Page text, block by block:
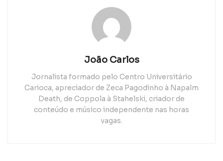
João Carlos
Jornalista formado pelo Centro Universitário
Carioca, apreciador de Zeca Pagodinho à Napalm
Death, de Coppola à Stahelski, criador de
conteúdo e músico independente nas horas
vagas.